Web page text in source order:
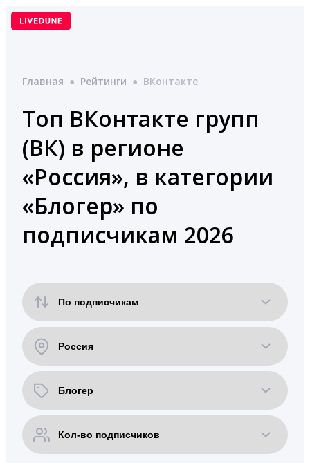
Перейти
Главная ● Рейтинги ● ВКонтакте
Топ ВКонтакте групп
(ВК) в регионе
«Россия», в категории
«Блогер» по
подписчикам 2026